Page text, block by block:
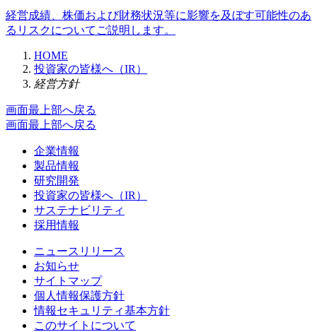
経営成績、株価および財務状況等に影響を及ぼす可能性のあ
るリスクについてご説明します。
HOME
投資家の皆様へ（IR）
経営方針
画面最上部へ戻る
画面最上部へ戻る
企業情報
製品情報
研究開発
投資家の皆様へ（IR）
サステナビリティ
採用情報
ニュースリリース
お知らせ
サイトマップ
個人情報保護方針
情報セキュリティ基本方針
このサイトについて